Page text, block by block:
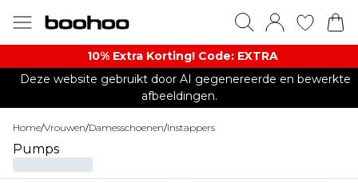
10% Extra Korting! Code: EXTRA​
Deze website gebruikt door AI gegenereerde en bewerkte
afbeeldingen.
Home/Vrouwen/Damesschoenen/Instappers
Pumps